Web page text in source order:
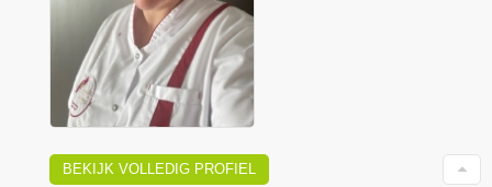
BEKIJK VOLLEDIG PROFIEL